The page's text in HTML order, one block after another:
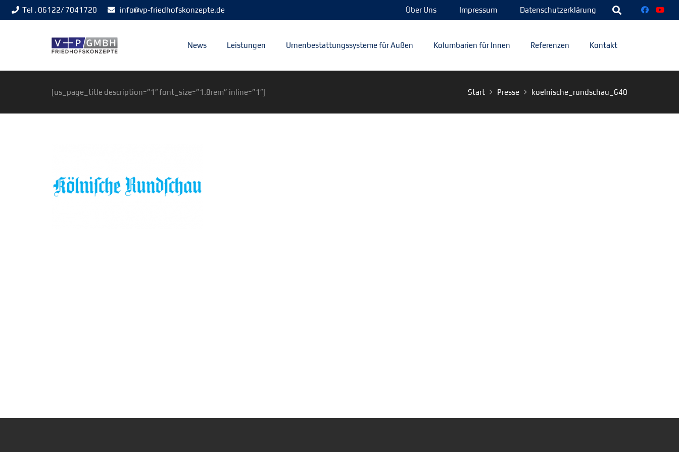
Tel . 06122/ 7041720 info@vp-friedhofskonzepte.de Über Uns Impressum Datenschutzerklärung
News Leistungen Urnenbestattungssysteme für Außen Kolumbarien für Innen Referenzen Kontakt
[us_page_title description=”1″ font_size=”1.8rem” inline=”1″] Start Presse koelnische_rundschau_640